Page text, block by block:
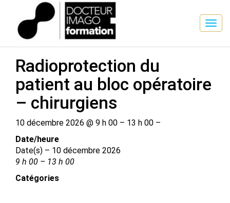
SESSION DE FORMATION
Radioprotection du
patient au bloc opératoire
– chirurgiens
10 décembre 2026 @ 9 h 00 – 13 h 00 –
Date/​heure
Date(s) – 10 décembre 2026
9 h 00 – 13 h 00
Catégories